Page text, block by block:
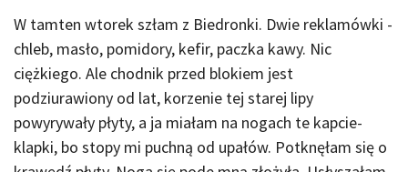
W tamten wtorek szłam z Biedronki. Dwie reklamówki -
chleb, masło, pomidory, kefir, paczka kawy. Nic
ciężkiego. Ale chodnik przed blokiem jest
podziurawiony od lat, korzenie tej starej lipy
powyrywały płyty, a ja miałam na nogach te kapcie-
klapki, bo stopy mi puchną od upałów. Potknęłam się o